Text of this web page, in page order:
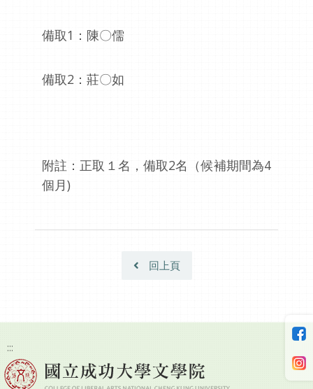
備取1：陳〇儒
備取2：莊〇如
附註：正取１名，備取2名（候補期間為4
個月)
回上頁
:::